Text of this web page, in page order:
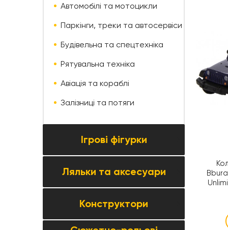
Лісовози та техніка для лісу
Грейдери і катки
Вантажівки і фургони
Позашляховики і джипи
Пожежні машини
Автокрани
Бетономішалки
Самоскиди
Бульдозери та екскаватори
Навантажувачі
Снігоприбиральні машини
Сміттєвози
Автомобілі та мотоцикли
Паркінги, треки та автосервіси
Будівельна та спецтехніка
Рятувальна техніка
Авіація та кораблі
Залізниці та потяги
Ігрові фігурки
Всі товари категорії →
Фігурки тварин
Фігурки людей
Ляльки та аксесуари
Всі товари категорії →
Ляльки
Конструктори